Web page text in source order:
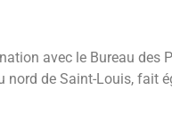
avec le Bureau des
de Saint-Louis, fait